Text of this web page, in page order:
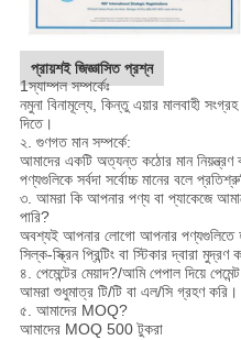
প্রায়শই জিজ্ঞাসিত প্রশ্ন
1স্যাম্পল সম্পর্কেঃ
নমুনা বিনামূল্যে, কিন্তু এয়ার মালবাহী
দিতে।
২. গুণগত মান সম্পর্কে:
আমাদের একটি অত্যন্ত কঠোর মান নিয়ন্ত্রণ
পণ্যগুলিকে সর্বদা সর্বোচ্চ মানের বলে
৩. আমরা কি আপনার পণ্য বা প্যাকেজে
পারি?
অবশ্যই আপনার লোগো আপনার পণ্যগুলিতে হট
সিল্ক-স্ক্রিন প্রিন্টিং বা স্টিকার দ্বারা মুদ্রণ
৪. পেমেন্টের মেয়াদ?/আমি পেপাল দিয়ে
আমরা শুধুমাত্র টি/টি বা এল/সি গ্রহণ করি।
৫. আমাদের MOQ?
আমাদের MOQ 500 টুকরা